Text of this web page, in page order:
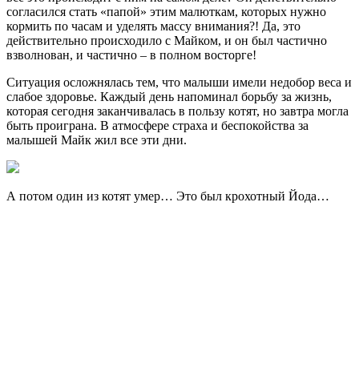
согласился стать «папой» этим малюткам, которых нужно
кормить по часам и уделять массу внимания?! Да, это
действительно происходило с Майком, и он был частично
взволнован, и частично – в полном восторге!
Ситуация осложнялась тем, что малыши имели недобор веса и
слабое здоровье. Каждый день напоминал борьбу за жизнь,
которая сегодня заканчивалась в пользу котят, но завтра могла
быть проиграна. В атмосфере страха и беспокойства за
малышей Майк жил все эти дни.
А потом один из котят умер… Это был крохотный Йода…